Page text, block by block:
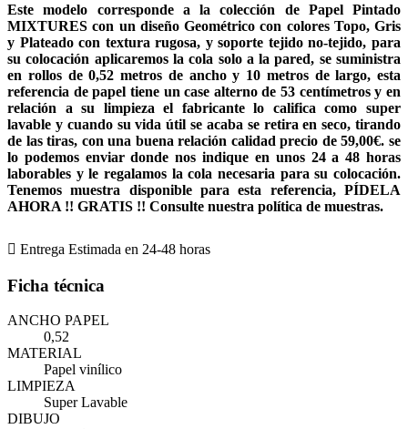
Este modelo corresponde a la colección de Papel Pintado
MIXTURES con un diseño Geométrico con colores Topo, Gris
y Plateado con textura rugosa, y soporte tejido no-tejido, para
su colocación aplicaremos la cola solo a la pared, se suministra
en rollos de 0,52 metros de ancho y 10 metros de largo, esta
referencia de papel tiene un case alterno de 53 centímetros y en
relación a su limpieza el fabricante lo califica como super
lavable y cuando su vida útil se acaba se retira en seco, tirando
de las tiras, con una buena relación calidad precio de 59,00€. se
lo podemos enviar donde nos indique en unos 24 a 48 horas
laborables y le regalamos la cola necesaria para su colocación.
Tenemos muestra disponible para esta referencia, PÍDELA
AHORA !! GRATIS !! Consulte nuestra política de muestras.
 Entrega Estimada en 24-48 horas
Ficha técnica
ANCHO PAPEL
0,52
MATERIAL
Papel vinílico
LIMPIEZA
Super Lavable
DIBUJO